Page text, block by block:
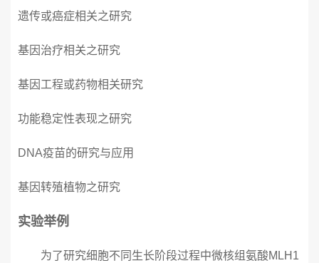
遗传或癌症相关之研究
基因治疗相关之研究
基因工程或药物相关研究
功能稳定性表现之研究
DNA疫苗的研究与应用
基因转殖植物之研究
实验举例
为了研究细胞不同生长阶段过程中微核组氨酸MLH1